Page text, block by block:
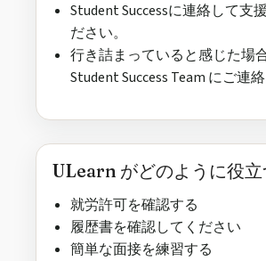
Student Successに連絡して支
ださい。
行き詰まっていると感じた場合
Student Success Team にご連絡
ULearn がどのように役
就労許可を確認する
履歴書を確認してください
簡単な面接を練習する